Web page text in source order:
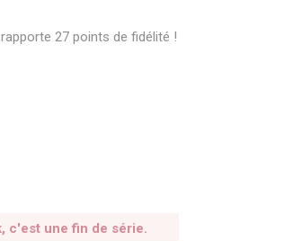
27 points de fidélité !
c'est une fin de série.